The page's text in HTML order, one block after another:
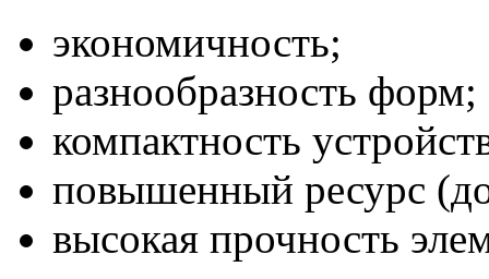
экономичность;
разнообразность форм;
компактность
повышенный ресурс
высокая прочность